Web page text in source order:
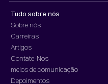
Tudo sobre nós
Sobre nós
Carreiras
Artigos
Contate-Nos
meios de comunicação
Depoimentos